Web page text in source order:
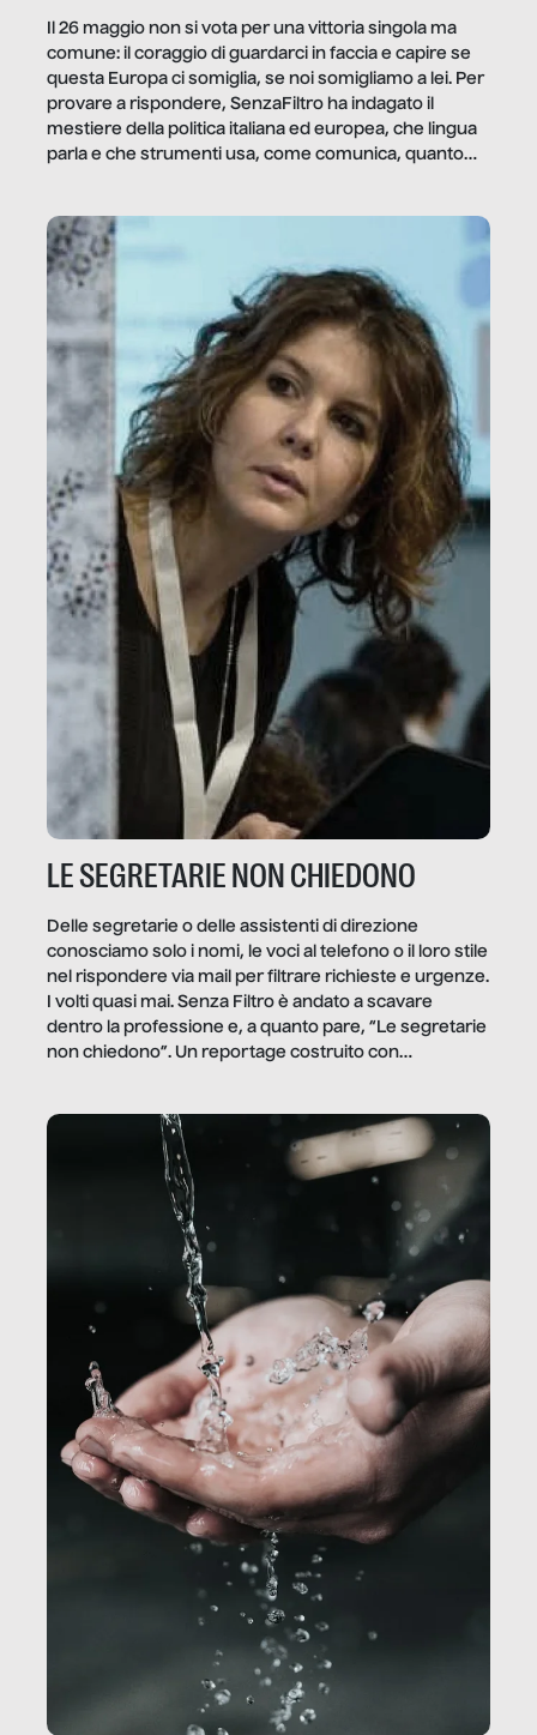
Il 26 maggio non si vota per una vittoria singola ma
comune: il coraggio di guardarci in faccia e capire se
questa Europa ci somiglia, se noi somigliamo a lei. Per
provare a rispondere, SenzaFiltro ha indagato il
mestiere della politica italiana ed europea, che lingua
parla e che strumenti usa, come comunica, quanto
LE SEGRETARIE NON CHIEDONO
Delle segretarie o delle assistenti di direzione
conosciamo solo i nomi, le voci al telefono o il loro stile
nel rispondere via mail per filtrare richieste e urgenze.
I volti quasi mai. Senza Filtro è andato a scavare
dentro la professione e, a quanto pare, “Le segretarie
non chiedono”. Un reportage costruito con